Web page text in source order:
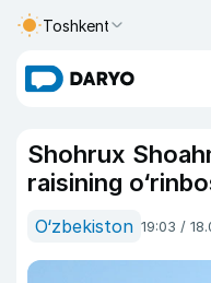
Toshkent
Shohrux
raisining
O‘zbekiston 19:03 /